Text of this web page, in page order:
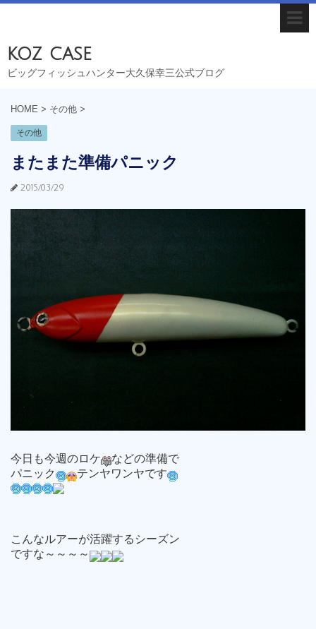
koz case
ビッグフィッシュハンター大久保幸三公式ブログ
HOME > その他 >
その他
またまた準備パニック
2015/03/29
今日も今週のロケ
などの準備で
パニック
テンヤワンヤです
こんなルアーが活躍するシーズン
ですな～～～～